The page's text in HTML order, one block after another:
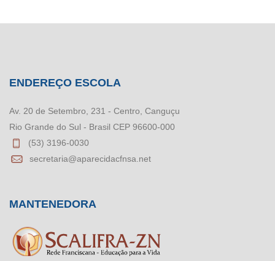
ENDEREÇO ESCOLA
Av. 20 de Setembro, 231 - Centro, Canguçu
Rio Grande do Sul - Brasil CEP 96600-000
(53) 3196-0030
secretaria@aparecidacfnsa.net
MANTENEDORA